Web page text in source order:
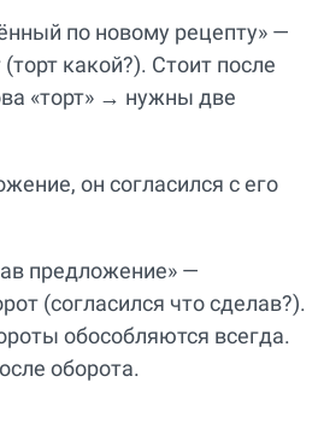
по новому рецепту» —
какой?). Стоит после
«торт» → нужны две
он согласился с его
предложение» —
(согласился что сделав?).
обособляются всегда.
оборота.